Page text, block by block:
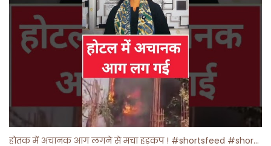
होतक में अचानक आग लगने से मचा हड़कंप ! #shortsfeed #shorts #viralshorts